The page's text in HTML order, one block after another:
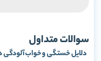
سوالات متداول
دلایل خستگی و خواب آلودگی